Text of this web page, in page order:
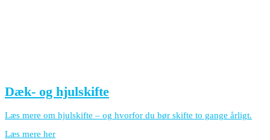
Dæk- og hjulskifte
Læs mere om hjulskifte – og hvorfor du bør skifte to gange årligt.
Læs mere her